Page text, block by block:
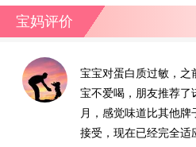
宝妈评价
宝宝对蛋白质过敏，之
宝不爱喝，朋友推荐了
月，感觉味道比其他
接受，现在已经完全适